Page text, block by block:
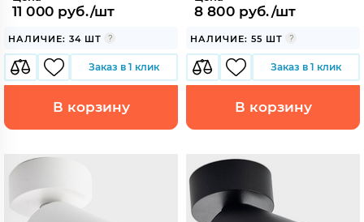
11 000 руб./шт
НАЛИЧИЕ: 34 ШТ
Заказ в 1 клик
В корзину
8 800 руб./шт
НАЛИЧИЕ: 55 ШТ
Заказ в 1 клик
В корзину